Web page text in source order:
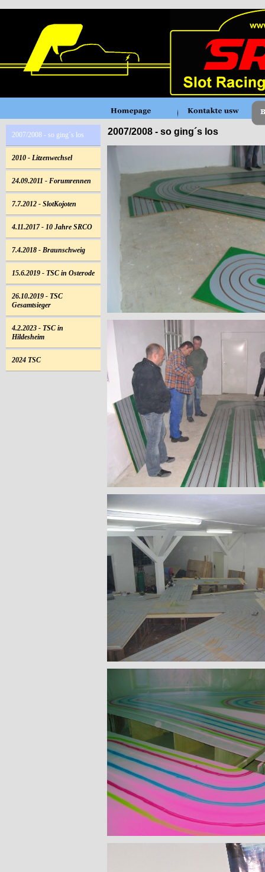
2007/2008 - so ging´s los
2010 - Litzenwechsel
24.09.2011 - Forumrennen
7.7.2012 - SlotKojoten
4.11.2017 - 10 Jahre SRCO
7.4.2018 - Braunschweig
15.6.2019 - TSC in Osterode
26.10.2019 - TSC
Gesamtsieger
4.2.2023 - TSC in
Hildesheim
2024 TSC
2007/2008 - so ging´s los